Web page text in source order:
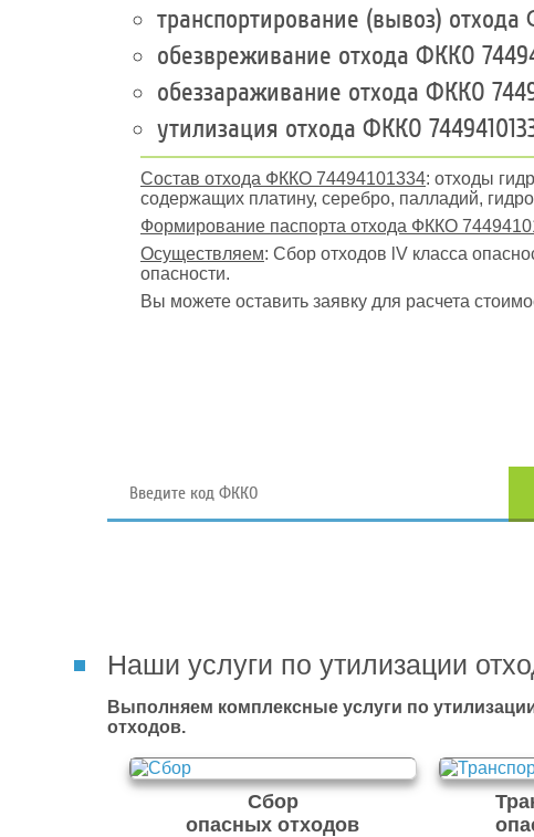
транспортирование (вывоз) отхода
обезвреживание отхода ФККО
обеззараживание отхода ФККО
утилизация отхода ФККО
Состав отхода ФККО 74494101334: отходы
содержащих платину, серебро, палладий,
Формирование паспорта отхода ФККО
Осуществляем: Сбор отходов lV класса
опасности.
Вы можете оставить заявку для расчета
Наши услуги по утилизации
Выполняем комплексные услуги по
отходов.
Сбор
опасных отходов